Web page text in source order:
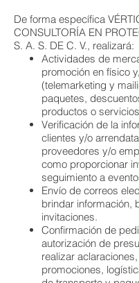
De forma específica
CONSULTORÍA EN
S. A. S. DE C. V., realizará:
Actividades de
promoción en físico
(telemarketing y
paquetes,
productos o
Verificación de la
clientes y/o
proveedores y/o
como proporcionar
seguimiento a
Envío de correos
brindar información,
invitaciones.
Confirmación de
autorización de
realizar
promociones,